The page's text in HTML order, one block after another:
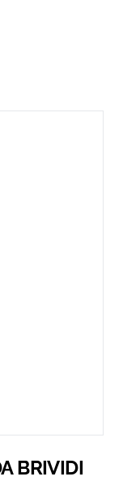
BRIVIDI